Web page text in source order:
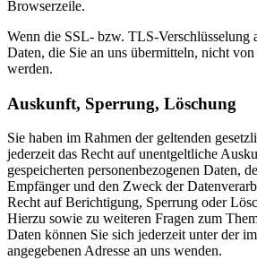
Browserzeile.
Wenn die SSL- bzw. TLS-Verschlüsselung
Daten, die Sie an uns übermitteln, nicht
werden.
Auskunft, Sperrung, Löschung
Sie haben im Rahmen der geltenden
jederzeit das Recht auf unentgeltliche
gespeicherten personenbezogenen Daten,
Empfänger und den Zweck der
Recht auf Berichtigung, Sperrung oder
Hierzu sowie zu weiteren Fragen zum
Daten können Sie sich jederzeit unter der
angegebenen Adresse an uns wenden.